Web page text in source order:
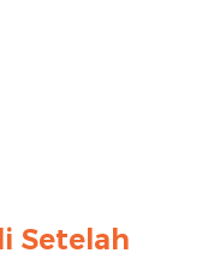
Setelah